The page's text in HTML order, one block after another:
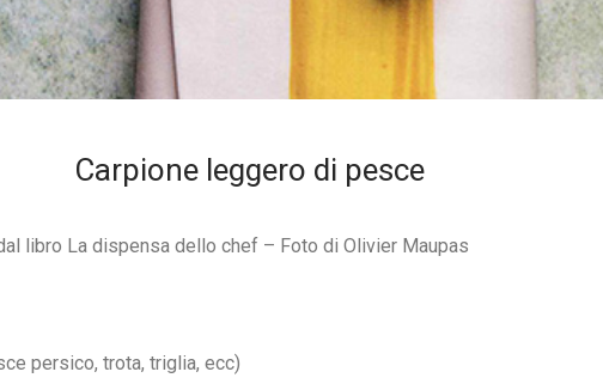
Carpione leggero di pesce
libro La dispensa dello chef – Foto di Olivier Maupas
persico, trota, triglia, ecc)